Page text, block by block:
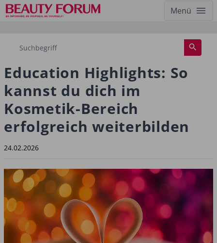
Menü
Education Highlights: So
kannst du dich im
Kosmetik-Bereich
erfolgreich weiterbilden
24.02.2026